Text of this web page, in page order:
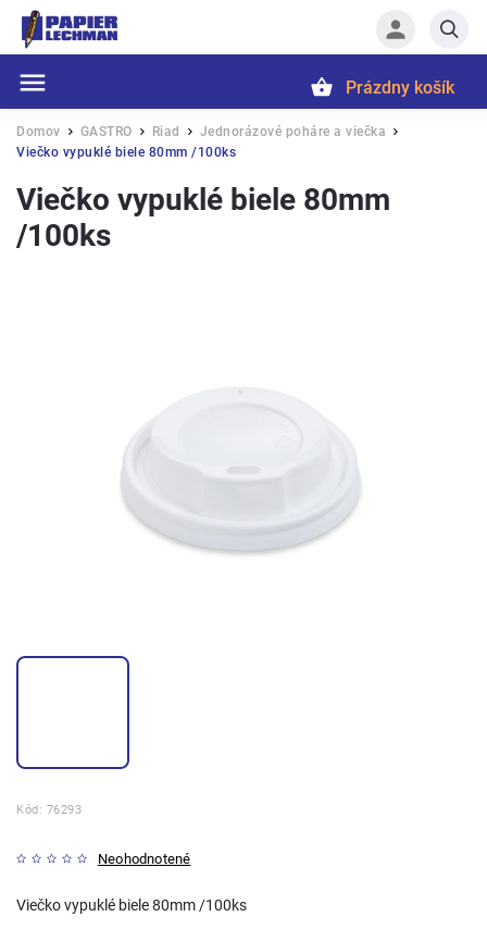
Prázdny košík
Domov / GASTRO / Riad / Jednorázové poháre a viečka /
Viečko vypuklé biele 80mm /100ks
Viečko vypuklé biele 80mm
/100ks
Kód: 76293
Neohodnotené
Viečko vypuklé biele 80mm /100ks